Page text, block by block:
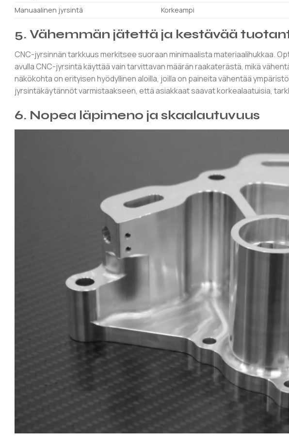
Manuaalinen jyrsintä
Korkeampi
5. Vähemmän jätettä ja kestävää
CNC-jyrsinnän tarkkuus merkitsee suoraan minimaalista materiaalihukkaa.
avulla CNC-jyrsintä käyttää vain tarvittavan määrän raakaterästä, mikä
näkökohta on erityisen hyödyllinen aloilla, joilla on paineita vähentää
jyrsintäkäytännöt varmistaakseen, että asiakkaat saavat korkealaatuisia,
6. Nopea läpimeno ja skaalautuvuus